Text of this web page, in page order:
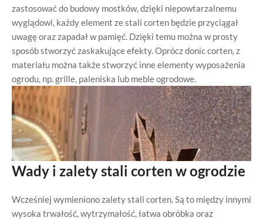
zastosować do budowy mostków, dzięki niepowtarzalnemu
wyglądowi, każdy element ze stali corten będzie przyciągał
uwagę oraz zapadał w pamięć. Dzięki temu można w prosty
sposób stworzyć zaskakujące efekty. Oprócz donic corten, z
materiału można także stworzyć inne elementy wyposażenia
ogrodu, np. grille, paleniska lub meble ogrodowe.
Wady i zalety stali corten w ogrodzie
Wcześniej wymieniono zalety stali corten. Są to między innymi
wysoka trwałość, wytrzymałość, łatwa obróbka oraz